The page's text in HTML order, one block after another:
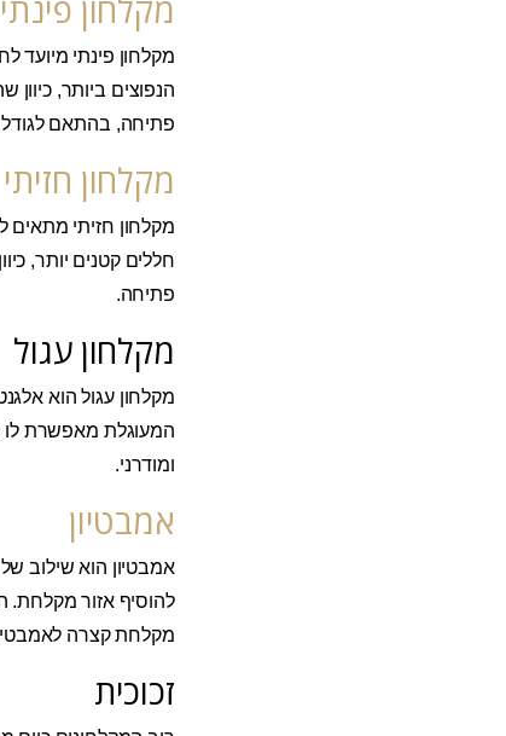
מקלחון פינתי
מקלחון פינתי
הנפוצים ביותר,
פתיחה, בהתאם
מקלחון חזיתי
מקלחון חזיתי מתאים
חללים קטנים יותר,
פתיחה.
מקלחון עגול
מקלחון עגול הוא
המעוגלת מאפשרת לו
ומודרני.
אמבטיון
אמבטיון הוא שילוב
להוסיף אזור מקלחת.
מקלחת קצרה
זכוכית